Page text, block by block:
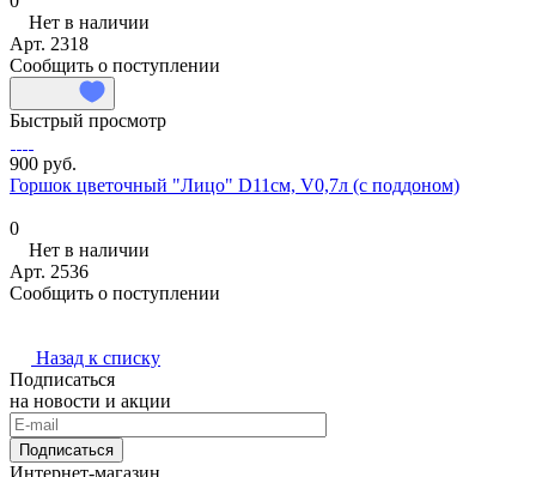
Нет в наличии
Арт. 2318
Сообщить о поступлении
Быстрый просмотр
900 руб.
Горшок цветочный "Лицо" D11см, V0,7л (c поддоном)
0
Нет в наличии
Арт. 2536
Сообщить о поступлении
Назад к списку
Подписаться
на новости и акции
Подписаться